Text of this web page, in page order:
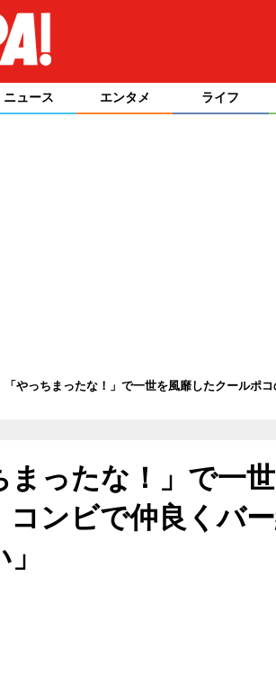
ニュース エンタメ ライフ
「やっちまったな！」で一世を風靡したクールポ
まったな！」で一
コンビで仲良くバ